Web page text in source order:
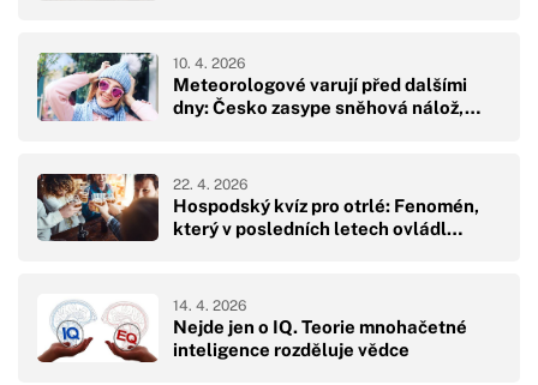
Meteorologové varují před dalšími
dny: Česko zasype sněhová nálož,…
10. 4. 2026
Hospodský kvíz pro otrlé: Fenomén,
který v posledních letech ovládl…
22. 4. 2026
Nejde jen o IQ. Teorie mnohačetné
inteligence rozděluje vědce
14. 4. 2026